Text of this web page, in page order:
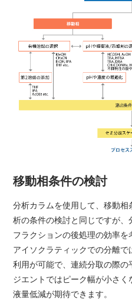
移動相条件の検討
分析カラムを使用して、移動
析の条件の検討と同じですが
フラクションの後処理の効率を
アイソクラティックでの分離
利用が可能で、連続分取の際
ジエントではピーク幅が小さ
液量低減が期待できます。